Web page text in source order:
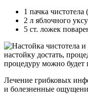
1 пачка чистотела
2 л яблочного
5 ст. ложек
настойку достать,
процедуру можно будет
Лечение грибковых
и болезненные